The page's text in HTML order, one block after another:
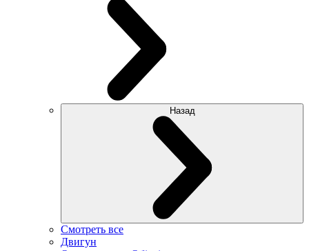
Назад
Смотреть все
Двигун